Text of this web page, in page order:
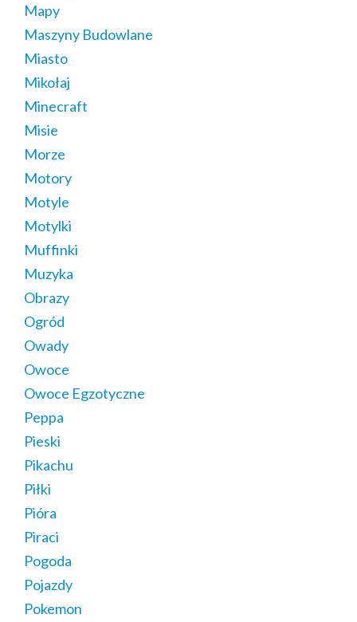
Mapy
Maszyny Budowlane
Miasto
Mikołaj
Minecraft
Misie
Morze
Motory
Motyle
Motylki
Muffinki
Muzyka
Obrazy
Ogród
Owady
Owoce
Owoce Egzotyczne
Peppa
Pieski
Pikachu
Piłki
Pióra
Piraci
Pogoda
Pojazdy
Pokemon